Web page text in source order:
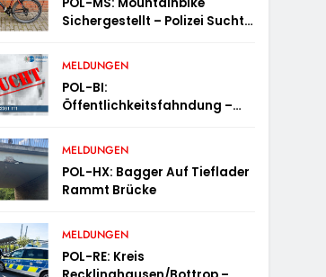
Sichergestellt – Polizei Sucht
MELDUNGEN
POL-BI:
Öffentlichkeitsfahndung –
MELDUNGEN
POL-HX: Bagger Auf Tieflader
Rammt Brücke
MELDUNGEN
POL-RE: Kreis